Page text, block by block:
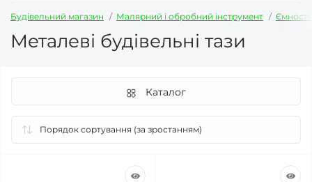
Будівельний магазин Малярний і обробний інструмент Ємності
Металеві будівельні тази
Каталог